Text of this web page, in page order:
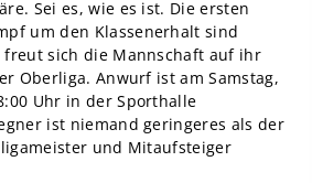
Sei es, wie es ist. Die ersten
um den Klassenerhalt sind
sich die Mannschaft auf ihr
Oberliga. Anwurf ist am Samstag,
Uhr in der Sporthalle
ist niemand geringeres als der
und Mitaufsteiger